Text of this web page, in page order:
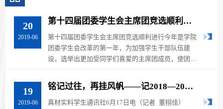
20
2019-06
第十四届团委学生会主席团竞选顺利进
行
第十四届团委学生会主席团竞选顺利进行今年是学院
团委学生会改革的第一年，为加强学生干部队伍建
设，选举出更加受同学们喜爱的主席团成员，使团委
学生会更好地为广大同学服务。201...
19
2019-06
铭记过往，再挂风帆——记2018—2019
年度学生组织工作总结大会
真材实料学生通讯社6月17日电（记者 董栩佳）